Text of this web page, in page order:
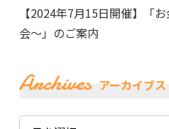
【2024年7月15日開催】「
会～」のご案内
Archives アーカイブス